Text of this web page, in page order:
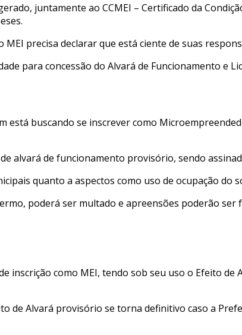
juntamente ao CCMEI – Certificado da
precisa declarar que está ciente de suas
para concessão do Alvará de Funcionamento e
está buscando se inscrever como
alvará de funcionamento provisório, sendo
quanto a aspectos como uso de ocupação do
poderá ser multado e apreensões poderão
inscrição como MEI, tendo sob seu uso o Efeito de
de Alvará provisório se torna definitivo caso a